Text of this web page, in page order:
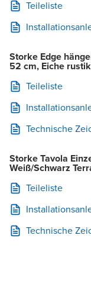
Teileliste
Storke Edge
52 cm, Eiche
Teileliste
Technische
Storke Tavola
Weiß/Schwarz
Teileliste
Technische